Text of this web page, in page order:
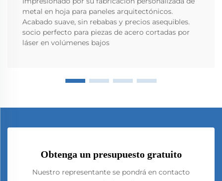
metal en hoja para paneles arquitectónicos.
Acabado suave, sin rebabas y precios asequibles.
socio perfecto para piezas de acero cortadas por
láser en volúmenes bajos
Obtenga un presupuesto gratuito
Nuestro representante se pondrá en contacto